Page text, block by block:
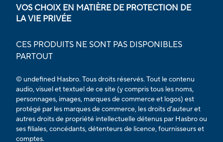
VOS CHOIX EN MATIÈRE DE PROTECTION DE
LA VIE PRIVÉE
CES PRODUITS NE SONT PAS DISPONIBLES
PARTOUT
© undefined Hasbro. Tous droits réservés. Tout le contenu
audio, visuel et textuel de ce site (y compris tous les noms,
personnages, images, marques de commerce et logos) est
protégé par les marques de commerce, les droits d'auteur et
autres droits de propriété intellectuelle détenus par Hasbro ou
ses filiales, concédants, détenteurs de licence, fournisseurs et
comptes.